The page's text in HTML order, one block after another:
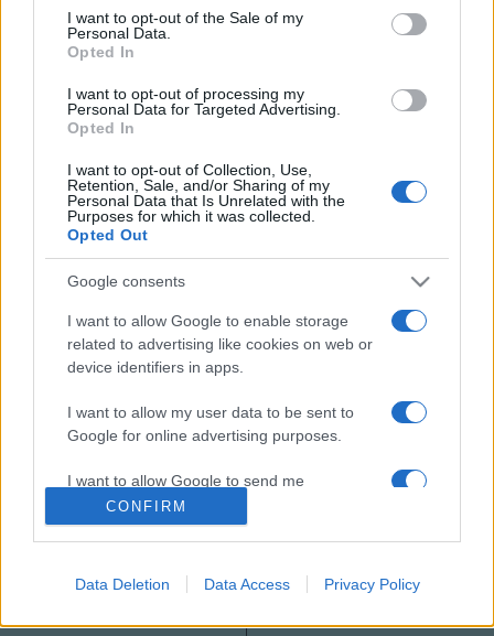
consent section.
I want to opt-out of the Sale of my
Personal Data.
Opted In
I want to opt-out of processing my
Personal Data for Targeted Advertising.
Opted In
I want to opt-out of Collection, Use,
Retention, Sale, and/or Sharing of my
Personal Data that Is Unrelated with the
Purposes for which it was collected.
Opted Out
Google consents
I want to allow Google to enable storage
related to advertising like cookies on web or
device identifiers in apps.
I want to allow my user data to be sent to
Google for online advertising purposes.
I want to allow Google to send me
personalized advertising.
I want to allow Google to enable storage
related to analytics like cookies on web or
device identifiers in apps.
CONFIRM
Data Deletion Data Access Privacy Policy
A nyertesek között szerepelt még Ben Harper (két
kettő - az egyik a Jack White-tal közös duettért), a
Motörhead, a Velvet Revolver, Jay-Z, a Black Eyed Peas,
remixerként pedig Jacques Lu Cont, sőt önéletrajzi
könyvének hangos változatáért Bill Clinton is.
A nyertesek teljes névsora a Grammy hivatalos oldalán
olvasható.
(Est.hu)
MEGOSZTÁS